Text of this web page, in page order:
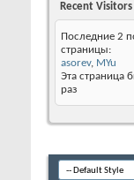
Recent Visitors
Последние 2
страницы:
asorev, MYu
Эта страница
раз